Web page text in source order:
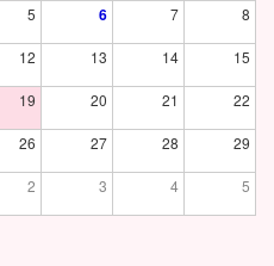
5 6 7 8
12 13 14 15
19 20 21 22
26 27 28 29
2 3 4 5